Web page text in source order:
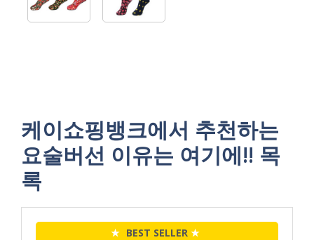
케이쇼핑뱅크에서 추천하는
요술버선 이유는 여기에!! 목
록
★ BEST SELLER ★